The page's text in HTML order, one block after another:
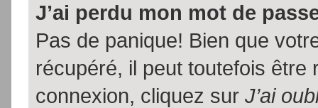
J’ai perdu mon mot de
Pas de panique! Bien que
récupéré, il peut toutefois être
connexion, cliquez sur J’ai